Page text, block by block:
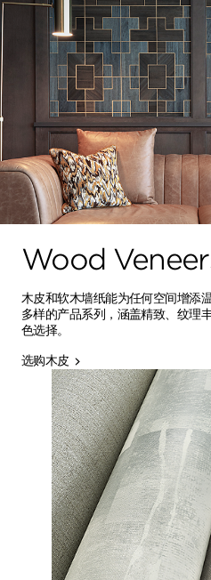
Wood
木皮和软木墙纸能为任何空间增添
多样的产品系列，涵盖精致、纹理
色选择。
选购木皮